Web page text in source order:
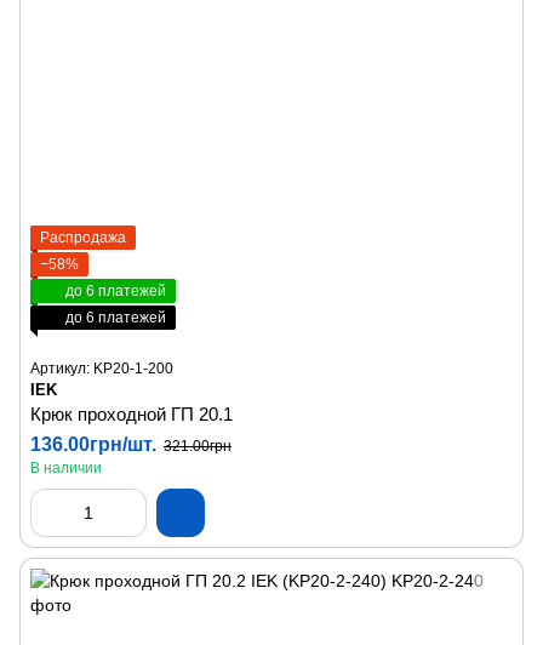
Распродажа
−58%
до 6 платежей
до 6 платежей
Артикул: KP20-1-200
IEK
Крюк проходной ГП 20.1
136.00грн/шт. 321.00грн
В наличии